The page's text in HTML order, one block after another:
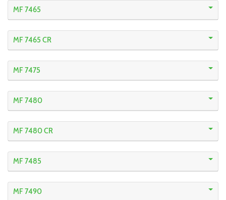
MF 7465
MF 7465 CR
MF 7475
MF 7480
MF 7480 CR
MF 7485
MF 7490